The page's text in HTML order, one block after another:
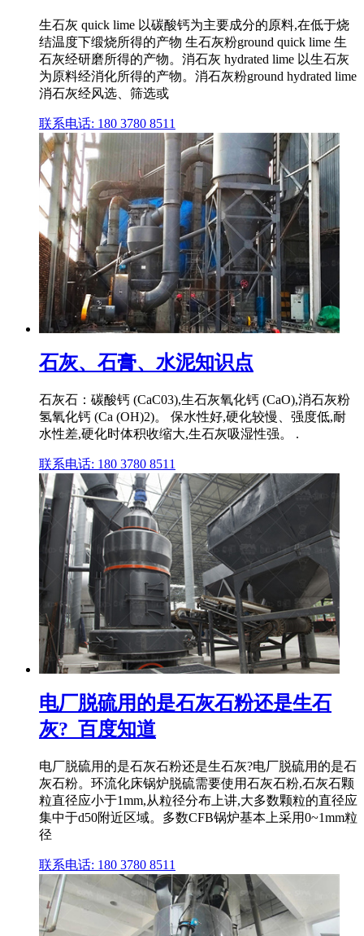
生石灰 quick lime 以碳酸钙为主要成分的原料,在低于烧
结温度下缎烧所得的产物 生石灰粉ground quick lime 生
石灰经研磨所得的产物。消石灰 hydrated lime 以生石灰
为原料经消化所得的产物。消石灰粉ground hydrated lime
消石灰经风选、筛选或
联系电话: 180 3780 8511
石灰、石膏、水泥知识点
石灰石：碳酸钙 (CaC03),生石灰氧化钙 (CaO),消石灰粉
氢氧化钙 (Ca (OH)2)。 保水性好,硬化较慢、强度低,耐
水性差,硬化时体积收缩大,生石灰吸湿性强。 .
联系电话: 180 3780 8511
电厂脱硫用的是石灰石粉还是生石
灰?_百度知道
电厂脱硫用的是石灰石粉还是生石灰?电厂脱硫用的是石
灰石粉。环流化床锅炉脱硫需要使用石灰石粉,石灰石颗
粒直径应小于1mm,从粒径分布上讲,大多数颗粒的直径应
集中于d50附近区域。多数CFB锅炉基本上采用0~1mm粒
径
联系电话: 180 3780 8511